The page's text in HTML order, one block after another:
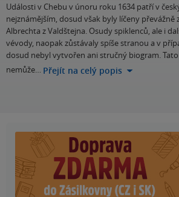
Události v Chebu v únoru roku 1634 patří v
nejznámějším, dosud však byly líčeny převážně
Albrechta z Valdštejna. Osudy spiklenců, ale i
vévody, naopak zůstávaly spíše stranou a v
dosud nebyl vytvořen ani stručný biogram.
nemůže… Přejít na celý popis